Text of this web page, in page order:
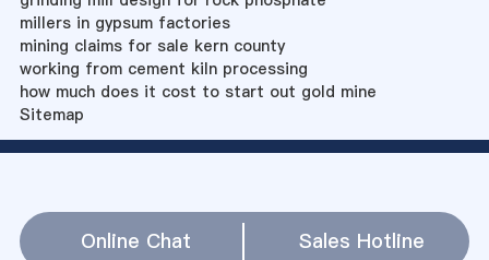
millers in gypsum factories
mining claims for sale kern county
working from cement kiln processing
how much does it cost to start out gold mine
Sitemap
Online Chat Sales Hotline